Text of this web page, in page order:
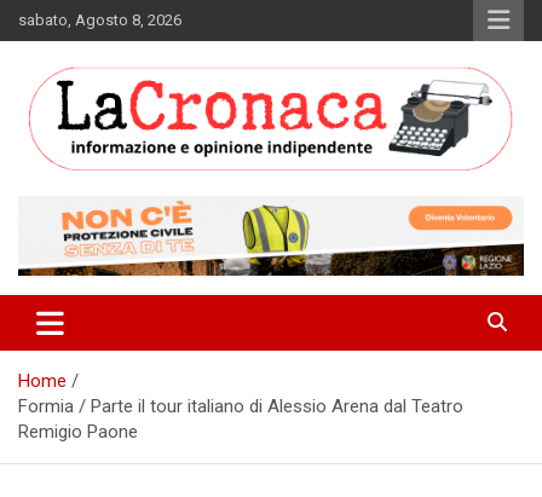
to
sabato, Agosto 8, 2026
La Cronaca Quotidiano
Home
Formia / Parte il tour italiano di Alessio Arena dal Teatro
Remigio Paone